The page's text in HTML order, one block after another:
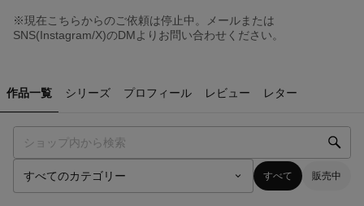
※現在こちらからのご依頼は停止中。メールまたは
SNS(Instagram/X)のDMよりお問い合わせください。
作品一覧 シリーズ プロフィール レビュー レター
すべて 販売中